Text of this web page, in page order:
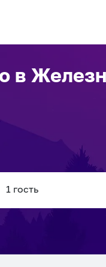
в